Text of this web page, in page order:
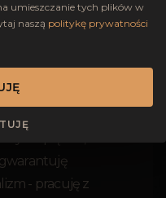
fotografowaniu
i
Po drugie,
i tworzenia
gwarantuję
- pracuję z
umieszczanie tych plików w
naszą politykę prywatności